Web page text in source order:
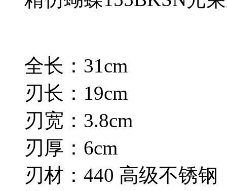
全长：31cm
刃长：19cm
刃宽：3.8cm
刃厚：6cm
刃材：440 高级不锈钢